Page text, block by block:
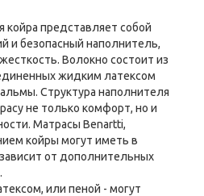
койра представляет собой
и безопасный наполнитель,
Волокно состоит из
жидким латексом
Структура наполнителя
не только комфорт, но и
Матрасы Benartti,
койры могут иметь в
от дополнительных
или пеной - могут